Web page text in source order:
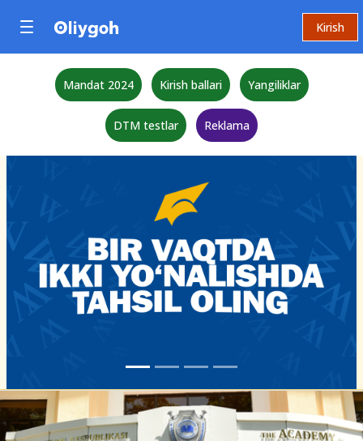
Kirish
Mandat 2024 Kirish ballari Yangiliklar
DTM testlar Reklama